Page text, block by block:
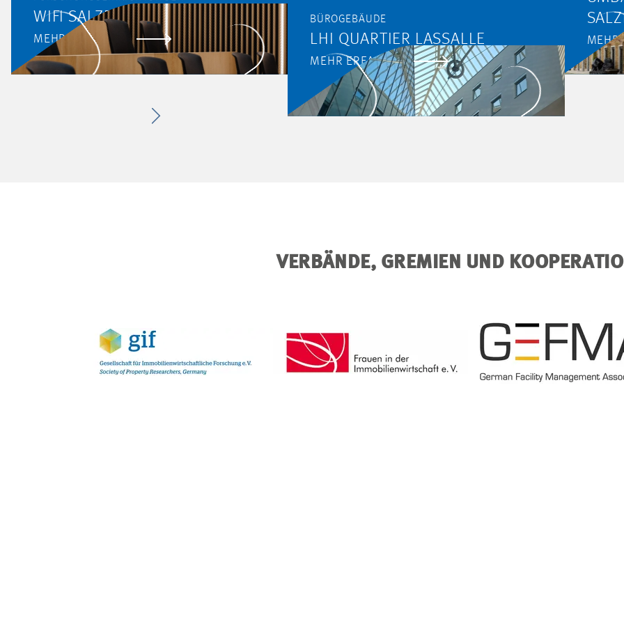
WIFI SALZBURG
MEHR ERFAHREN
BÜROGEBÄUDE
LHI QUARTIER LASSALLE
MEHR ERFAHREN
MEHR
VERBÄNDE, GREMIEN UND